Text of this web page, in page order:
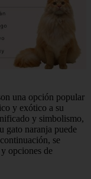
una opción popular
y exótico a su
y simbolismo,
gato naranja puede
se
opciones de